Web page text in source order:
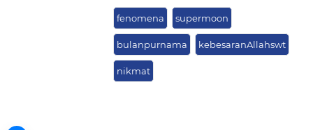
fenomena supermoon
bulanpurnama kebesaranAllahswt
nikmat